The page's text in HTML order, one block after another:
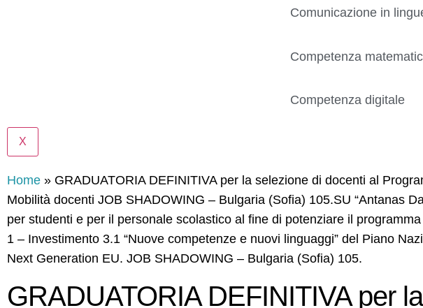
Comunicazione in
Competenza
Competenza digitale
X
Home » GRADUATORIA DEFINITIVA per la selezione di docenti al
Mobilità docenti JOB SHADOWING – Bulgaria (Sofia) 105.SU “Antanas
per studenti e per il personale scolastico al fine di potenziare il
1 – Investimento 3.1 “Nuove competenze e nuovi linguaggi” del Piano
Next Generation EU. JOB SHADOWING – Bulgaria (Sofia) 105.
GRADUATORIA DEFINITIVA per